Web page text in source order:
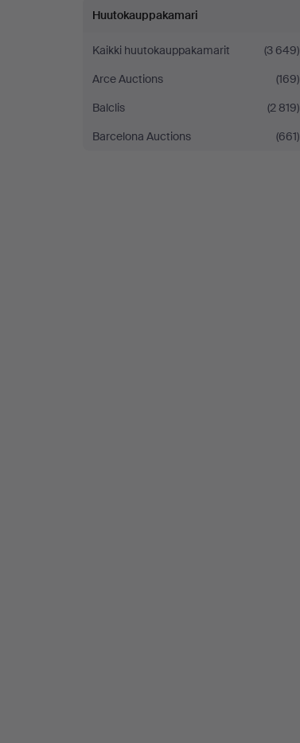
Huutokauppakamari
Kaikki huutokauppakamarit
(3 649)
Arce Auctions
(169)
Balclis
(2 819)
Barcelona Auctions
(661)